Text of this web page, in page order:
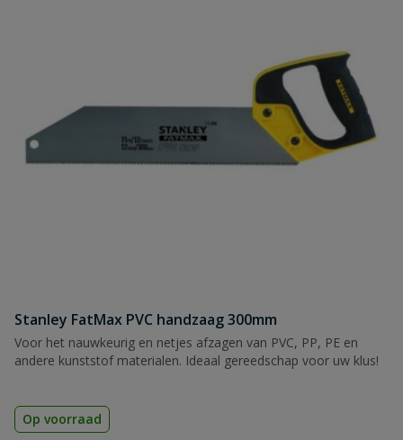
Stanley FatMax PVC handzaag 300mm
Voor het nauwkeurig en netjes afzagen van PVC, PP, PE en
andere kunststof materialen. Ideaal gereedschap voor uw klus!
Op voorraad